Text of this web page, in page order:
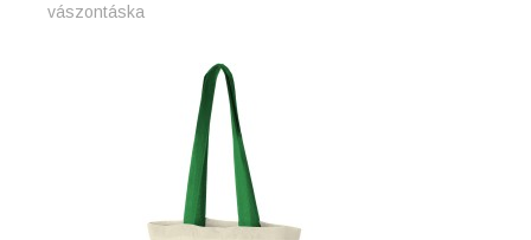
vászontáska